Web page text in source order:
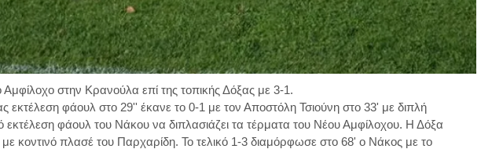
Αμφίλοχο στην Κρανούλα επί της τοπικής Δόξας με 3-1.
εκτέλεση φάουλ στο 29'' έκανε το 0-1 με τον Αποστόλη Τσιούνη στο 33' με διπλή
φάουλ του Νάκου να διπλασιάζει τα τέρματα του Νέου Αμφίλοχου. Η Δόξα
κοντινό πλασέ του Παρχαρίδη. Το τελικό 1-3 διαμόρφωσε στο 68' ο Νάκος με το